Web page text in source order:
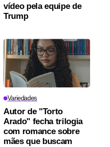
vídeo pela equipe de
Trump
Variedades
Autor de "Torto
Arado" fecha trilogia
com romance sobre
mães que buscam